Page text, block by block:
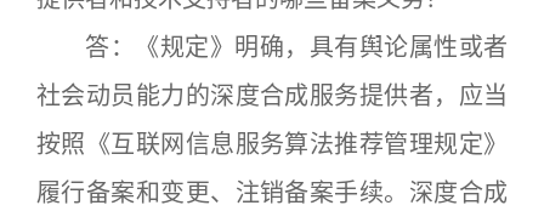
答：《规定》明确，具有舆论属性或者
社会动员能力的深度合成服务提供者，应当
按照《互联网信息服务算法推荐管理规定》
履行备案和变更、注销备案手续。深度合成